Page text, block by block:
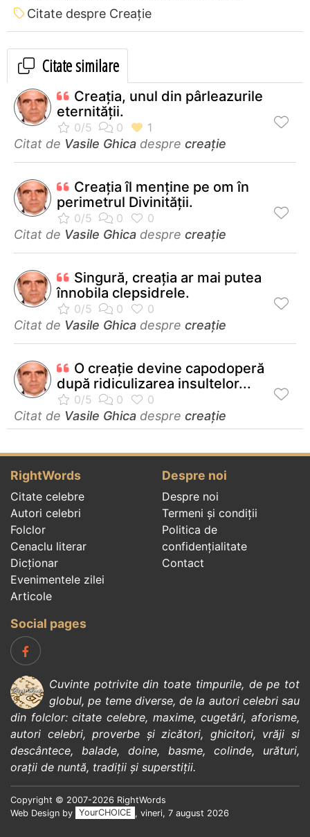
Citate despre Creație
Citate similare
Creația, unul din pârleazurile
eternității.
Citat de Vasile Ghica despre creație
Creaţia îl menţine pe om în
perimetrul Divinităţii.
Citat de Vasile Ghica despre creație
Singură, creația ar mai putea
înnobila clepsidrele.
Citat de Vasile Ghica despre creație
O creaţie devine capodoperă
după ridiculizarea insultelor...
Citat de Vasile Ghica despre creație
RightWords
Citate celebre
Autori celebri
Folclor
Cenaclu literar
Dicționar
Evenimentele zilei
Articole
Despre noi
Despre noi
Termeni și condiții
Politica de
confidenţialitate
Contact
Social pages
Cuvinte potrivite din toate timpurile, de pe tot
globul, pe teme diverse, de la autori celebrisau
din folclor:citate celebre, maxime,cugetări,aforisme,
autori celebri,proverbe și zicători, ghicitori, vrăji si
descântece, balade, doine, basme, colinde, urături,
orații de nuntă, tradiții și superstiții.
Copyright © 2007-2026 RightWords
Web Design by
YourCHOICE , vineri, 7 august 2026